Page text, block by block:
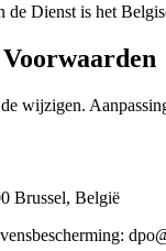
Dienst is het
wijzigen.
Brussel, België